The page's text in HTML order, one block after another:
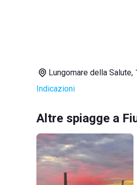
Lungomare della Salute,
Indicazioni
Altre spiagge a